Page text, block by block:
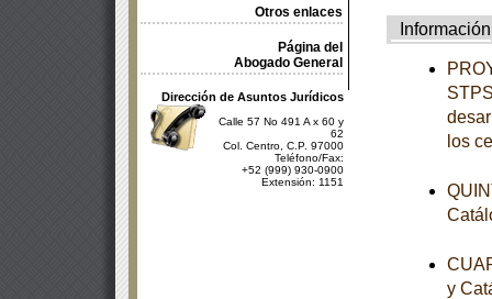
Otros enlaces
Página del
Abogado General
Dirección de Asuntos Jurídicos
Calle 57 No 491 A x 60 y
62
Col. Centro, C.P. 97000
Teléfono/Fax:
+52 (999) 930-0900
Extensión: 1151
Información
los
y